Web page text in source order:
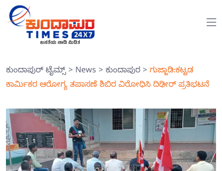
ಕುಂದಾಪುರ್ ಟೈಮ್ಸ್> News > ಕುಂದಾಪುರ > ಗುಜ್ಜಾಡಿ:ಕಟ್ಟಡ
ಕಾರ್ಮಿಕರ ಆರೋಗ್ಯ ತಪಾಸಣೆ ಶಿಬಿರ ವಿರೋಧಿಸಿ ದಿಢೀರ್ ಪ್ರತಿಭಟನೆ